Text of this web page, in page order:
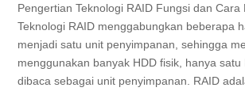
Pengertian Teknologi RAID Fungsi dan Cara
Teknologi RAID menggabungkan beberapa
menjadi satu unit penyimpanan, sehingga
menggunakan banyak HDD fisik, hanya
dibaca sebagai unit penyimpanan. RAID